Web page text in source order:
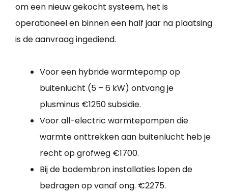
om een nieuw gekocht systeem, het is
operationeel en binnen een half jaar na plaatsing
is de aanvraag ingediend.
Voor een hybride warmtepomp op
buitenlucht (5 – 6 kW) ontvang je
plusminus €1250 subsidie.
Voor all-electric warmtepompen die
warmte onttrekken aan buitenlucht heb je
recht op grofweg €1700.
Bij de bodembron installaties lopen de
bedragen op vanaf ong. €2275.